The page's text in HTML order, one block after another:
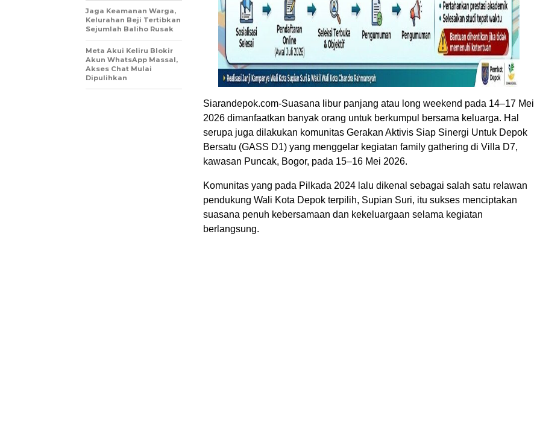
Siarandepok.com-Suasana libur panjang atau long weekend pada 14–17 Mei
2026 dimanfaatkan banyak orang untuk berkumpul bersama keluarga. Hal
serupa juga dilakukan komunitas Gerakan Aktivis Siap Sinergi Untuk Depok
Bersatu (GASS D1) yang menggelar kegiatan family gathering di Villa D7,
kawasan Puncak, Bogor, pada 15–16 Mei 2026.
Komunitas yang pada Pilkada 2024 lalu dikenal sebagai salah satu relawan
pendukung Wali Kota Depok terpilih, Supian Suri, itu sukses menciptakan
suasana penuh kebersamaan dan kekeluargaan selama kegiatan
berlangsung.
Jaga Keamanan Warga,
Kelurahan Beji Tertibkan
Sejumlah Baliho Rusak
Meta Akui Keliru Blokir
Akun WhatsApp Massal,
Akses Chat Mulai
Dipulihkan